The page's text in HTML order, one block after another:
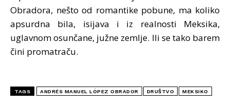
Obradora, nešto od romantike pobune, ma koliko
apsurdna bila, isijava i iz realnosti Meksika,
uglavnom osunčane, južne zemlje. Ili se tako barem
čini promatraču.
TAGS ANDRÉS MANUEL LÓPEZ OBRADOR DRUŠTVO MEKSIKO